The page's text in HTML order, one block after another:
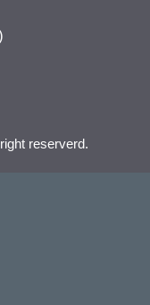
reserverd.